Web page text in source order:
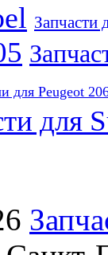
Запчасти
для Peugeot
для